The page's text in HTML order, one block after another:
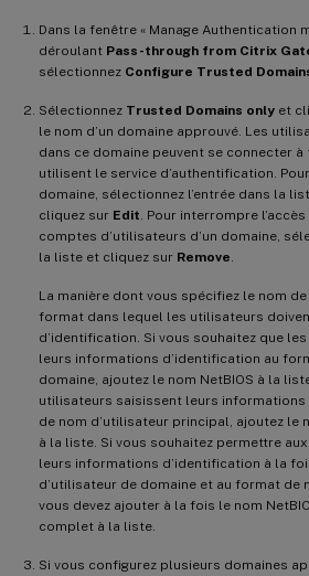
Dans la fenêtre « Manage Authentication
déroulant Pass-through from Citrix
sélectionnez Configure Trusted
Sélectionnez Trusted Domains only et
le nom d’un domaine approuvé. Les
dans ce domaine peuvent se connecter
utilisent le service d’authentification.
domaine, sélectionnez l’entrée dans la
cliquez sur Edit . Pour interrompre
comptes d’utilisateurs d’un domaine,
la liste et cliquez sur Remove
La manière dont vous spécifiez le nom
format dans lequel les utilisateurs
d’identification. Si vous souhaitez que
leurs informations d’identification au
domaine, ajoutez le nom NetBIOS à la
utilisateurs saisissent leurs
de nom d’utilisateur principal, ajoutez le
à la liste. Si vous souhaitez permettre
leurs informations d’identification à la
d’utilisateur de domaine et au format de
vous devez ajouter à la fois le nom
complet à la liste.
Si vous configurez plusieurs domaines